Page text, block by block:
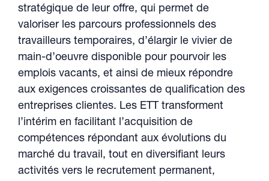
stratégique de leur offre, qui permet de
valoriser les parcours professionnels des
travailleurs temporaires, d’élargir le vivier de
main-d’oeuvre disponible pour pourvoir les
emplois vacants, et ainsi de mieux répondre
aux exigences croissantes de qualification des
entreprises clientes. Les ETT transforment
l’intérim en facilitant l’acquisition de
compétences répondant aux évolutions du
marché du travail, tout en diversifiant leurs
activités vers le recrutement permanent,